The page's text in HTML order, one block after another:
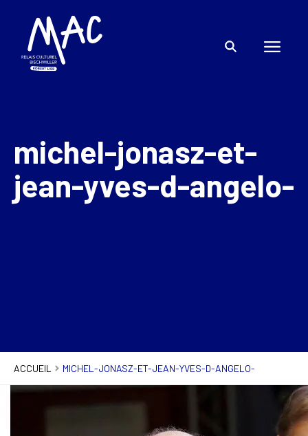
michel-jonasz-et-
jean-yves-d-angelo-
ACCUEIL MICHEL-JONASZ-ET-JEAN-YVES-D-ANGELO-